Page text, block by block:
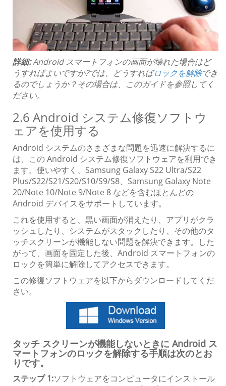
詳細:Android スマートフォンの画面が壊れた場合はど
うすればよいですか?では、どうすればロックを解除でき
るのでしょうか？その場合は、このガイドを参照してく
ださい。
2.6 Android システム修復ソフトウ
ェアを使用する
Android システムのさまざまな問題を迅速に解決するに
は、この Android システム修復ソフトウェアを利用でき
ます。使いやすく、Samsung Galaxy S22 Ultra/S22
Plus/S22/S21/S20/S10/S9/S8、Samsung Galaxy Note
20/Note 10/Note 9/Note 8 などを含むほとんどの
Android デバイスをサポートしています。
これを使用すると、黒い画面が消えたり、アプリがクラ
ッシュしたり、システムがスタックしたり、その他のタ
ッチスクリーンが機能しない問題を解決できます。した
がって、画面を固定した後、Android スマートフォンの
ロックを簡単に解除してアクセスできます。
この修復ソフトウェアを以下からダウンロードしてくだ
さい。
タッチ スクリーンが機能しないときに Android ス
マートフォンのロックを解除する手順は次のとお
りです。
ステップ 1:ソフトウェアをコンピュータにインストール